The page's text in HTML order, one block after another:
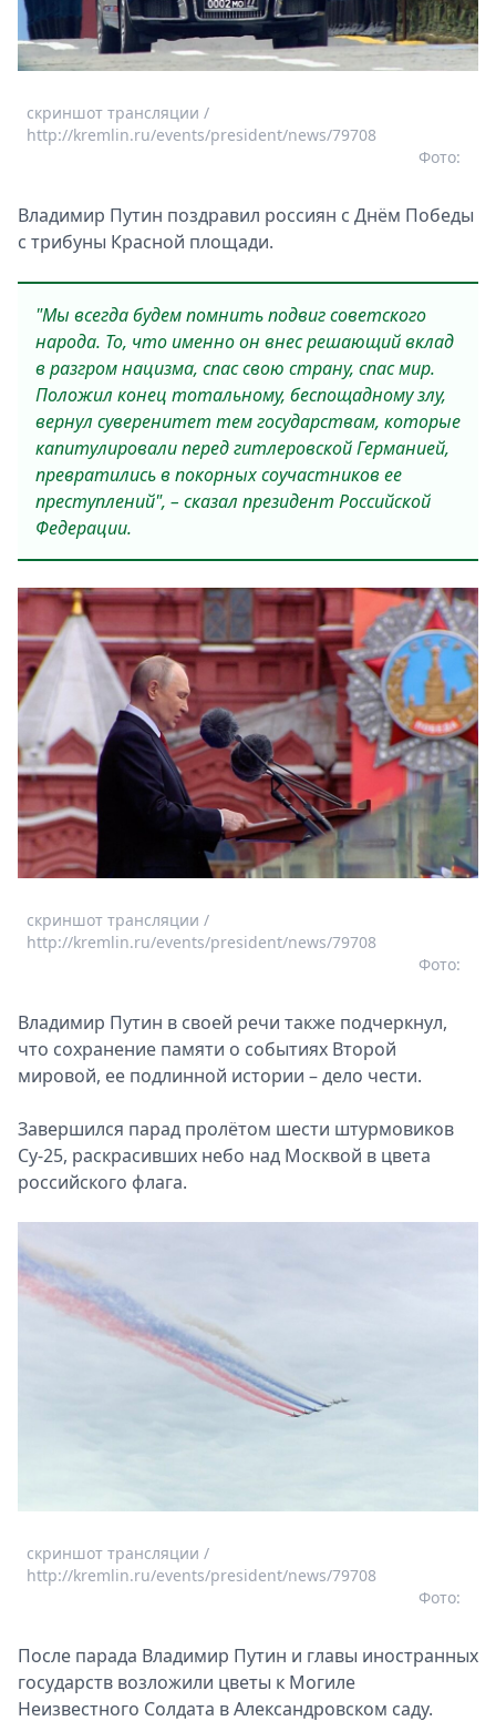
скриншот трансляции /
http://kremlin.ru/events/president/news/79708
Фото:
Владимир Путин поздравил россиян с Днём Победы
с трибуны Красной площади.
"Мы всегда будем помнить подвиг советского
народа. То, что именно он внес решающий вклад
в разгром нацизма, спас свою страну, спас мир.
Положил конец тотальному, беспощадному злу,
вернул суверенитет тем государствам, которые
капитулировали перед гитлеровской Германией,
превратились в покорных соучастников ее
преступлений", – сказал президент Российской
Федерации.
скриншот трансляции /
http://kremlin.ru/events/president/news/79708
Фото:
Владимир Путин в своей речи также подчеркнул,
что сохранение памяти о событиях Второй
мировой, ее подлинной истории – дело чести.
Завершился парад пролётом шести штурмовиков
Су-25, раскрасивших небо над Москвой в цвета
российского флага.
скриншот трансляции /
http://kremlin.ru/events/president/news/79708
Фото:
После парада Владимир Путин и главы иностранных
государств возложили цветы к Могиле
Неизвестного Солдата в Александровском саду.